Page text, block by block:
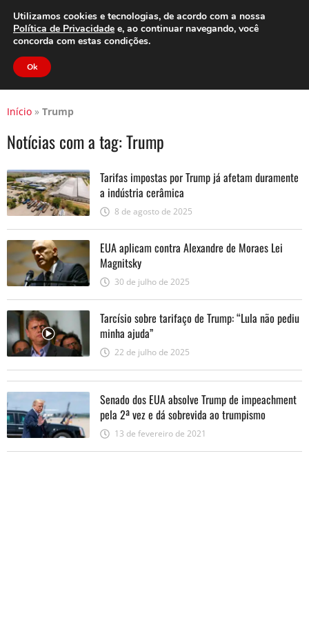
Clube do Assinante Área do Assinante
Início » Trump
Notícias com a tag:Trump
Tarifas impostas por Trump já afetam duramente
a indústria cerâmica
8 de agosto de 2025
EUA aplicam contra Alexandre de Moraes Lei
Magnitsky
30 de julho de 2025
Tarcísio sobre tarifaço de Trump: “Lula não pediu
minha ajuda”
22 de julho de 2025
Senado dos EUA absolve Trump de impeachment
pela 2ª vez e dá sobrevida ao trumpismo
13 de fevereiro de 2021
Utilizamos cookies e tecnologias, de acordo com a nossa
Política de Privacidade e, ao continuar navegando, você
concorda com estas condições.
Ok